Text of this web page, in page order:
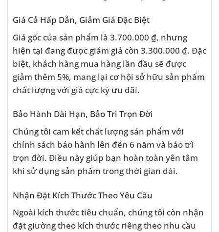
Giá Cả Hấp Dẫn, Giảm Giá Đặc Biệt
Giá gốc của sản phẩm là 3.700.000 ₫, nhưng
hiện tại đang được giảm giá còn 3.300.000 ₫. Đặc
biệt, khách hàng mua hàng lần đầu sẽ được
giảm thêm 5%, mang lại cơ hội sở hữu sản phẩm
chất lượng với giá cực kỳ ưu đãi.
Bảo Hành Dài Hạn, Bảo Trì Trọn Đời
Chúng tôi cam kết chất lượng sản phẩm với
chính sách bảo hành lên đến 6 năm và bảo trì
trọn đời. Điều này giúp bạn hoàn toàn yên tâm
khi sử dụng sản phẩm trong thời gian dài.
Nhận Đặt Kích Thước Theo Yêu Cầu
Ngoài kích thước tiêu chuẩn, chúng tôi còn nhận
đặt giường theo kích thước riêng theo nhu cầu